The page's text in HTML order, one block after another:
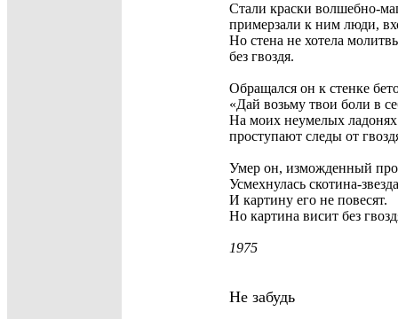
Стали краски волшебно-
примерзали к ним люди,
Но стена не хотела
без гвоздя.
Обращался он к стенке
«Дай возьму твои боли в
На моих неумелых ладонях
проступают следы от
Умер он, изможденный
Усмехнулась скотина-
И картину его не повесят.
Но картина висит без
1975
Не забудь